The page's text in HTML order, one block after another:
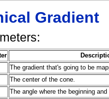
Gradient
The gradient that's going to be
The center of the cone.
The angle where the beginning